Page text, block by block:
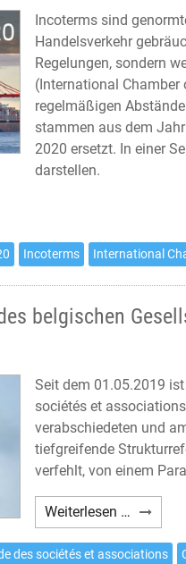
Incoterms sind
Handelsverkehr
Regelungen, sondern
(International Chamber
regelmäßigen
stammen aus dem
2020 ersetzt. In einer
darstellen.
Incoterms International
belgischen
Seit dem 01.05.2019
sociétés et
verabschiedeten und
tiefgreifende
verfehlt, von einem
Weiterlesen …
Reform
des
des sociétés et associations